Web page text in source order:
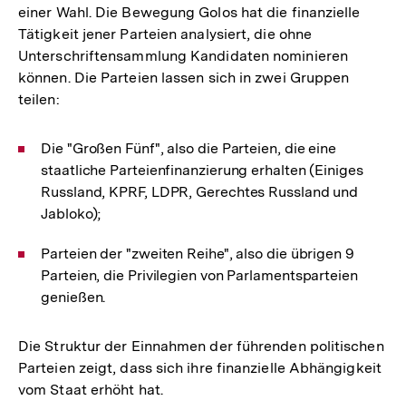
einer Wahl. Die Bewegung Golos hat die finanzielle
Tätigkeit jener Parteien analysiert, die ohne
Unterschriftensammlung Kandidaten nominieren
können. Die Parteien lassen sich in zwei Gruppen
teilen:
Die "Großen Fünf", also die Parteien, die eine
staatliche Parteienfinanzierung erhalten (Einiges
Russland, KPRF, LDPR, Gerechtes Russland und
Jabloko);
Parteien der "zweiten Reihe", also die übrigen 9
Parteien, die Privilegien von Parlamentsparteien
genießen.
Die Struktur der Einnahmen der führenden politischen
Parteien zeigt, dass sich ihre finanzielle Abhängigkeit
vom Staat erhöht hat.